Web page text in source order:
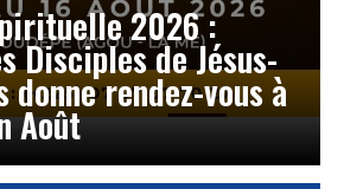
2026 :
Disciples de Jésus-
donne rendez-vous à
Août